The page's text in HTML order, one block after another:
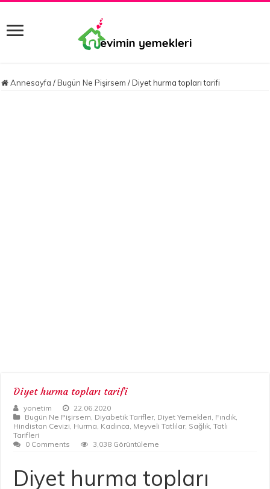
Annesayfa / Bugün Ne Pişirsem / Diyet hurma topları tarifi
Diyet hurma topları tarifi
yonetim
22.06.2020
Bugün Ne Pişirsem, Diyabetik Tarifler, Diyet Yemekleri, Fındık,
Hindistan Cevizi, Hurma, Kadınca, Meyveli Tatlılar, Sağlık,Tatlı
Tarifleri
0 Comments
3,038 Görüntüleme
Diyet hurma topları